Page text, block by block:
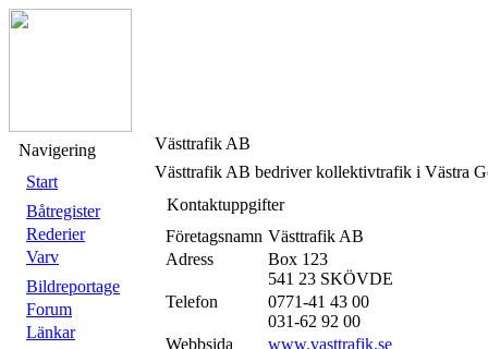
Navigering
Start
Båtregister
Rederier
Varv
Bildreportage
Forum
Länkar
Västtrafik AB
Västtrafik AB bedriver kollektivtrafik i Västra
Kontaktuppgifter
Företagsnamn Västtrafik AB
Adress
Box 123
541 23 SKÖVDE
Telefon
0771-41 43 00
031-62 92 00
Webbsida
www.vasttrafik.se